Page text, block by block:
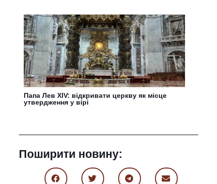
Папа Лев XIV: відкривати церкву як місце
утвердження у вірі
Поширити новину: